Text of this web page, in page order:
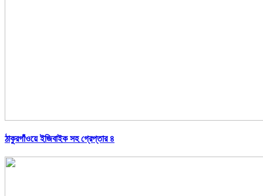
ঠাকুরগাঁওয়ে ইজিবাইক সহ গ্রেপ্তার ৪